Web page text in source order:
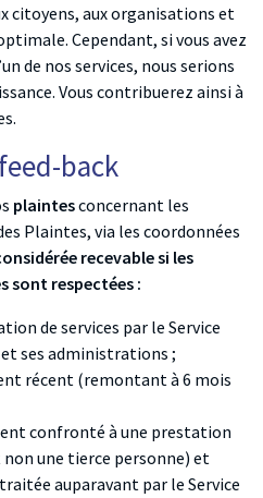
citoyens, aux organisations et
Cependant, si vous avez
de nos services, nous serions
Vous contribuerez ainsi à
back
plaintesconcernant les
Plaintes, via les coordonnées
recevable si les
sont respectées :
de services par le Service
ses administrations ;
récent (remontant à 6 mois
confronté à une prestation
non une tierce personne) et
auparavant par le Service